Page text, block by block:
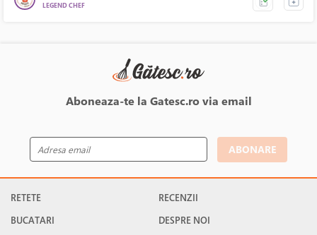
LEGEND CHEF
Aboneaza-te la Gatesc.ro via email
ABONARE
RETETE
BUCATARI
RECENZII
DESPRE NOI